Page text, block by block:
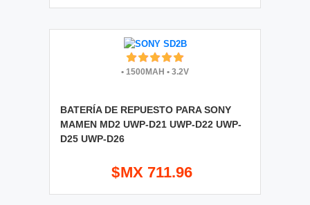
• 1500MAH • 3.2V
BATERÍA DE REPUESTO PARA SONY
MAMEN MD2 UWP-D21 UWP-D22 UWP-
D25 UWP-D26
$MX 711.96